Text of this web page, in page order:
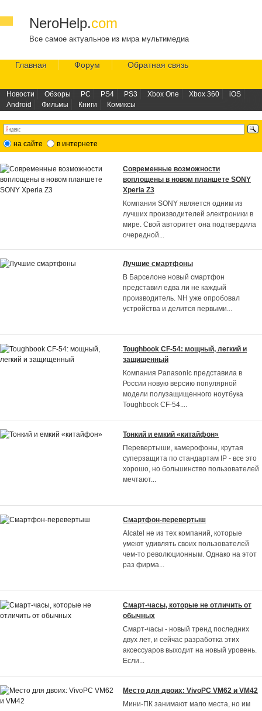
NeroHelp.com
Все самое актуальное из мира мультимедиа
Главная Форум Обратная связь
Новости Обзоры PC PS4 PS3 Xbox One Xbox 360
iOS
Android
Фильмы Книги Комиксы
на сайте в интернете
Современные возможности
воплощены в новом планшете SONY
Xperia Z3
Компания SONY является одним из
лучших производителей электроники в
мире. Свой авторитет она подтвердила
очередной...
Лучшие смартфоны
В Барселоне новый смартфон
представил едва ли не каждый
производитель. NH уже опробовал
устройства и делится первыми...
Toughbook CF-54: мощный, легкий и
защищенный
Компания Panasonic представила в
России новую версию популярной
модели полузащищенного ноутбука
Toughbook CF-54....
Тонкий и емкий «китайфон»
Перевертыши, камерофоны, крутая
суперзащита по стандартам IP - все это
хорошо, но большинство пользователей
мечтают...
Смартфон-перевертыш
Alcatel не из тех компаний, которые
умеют удивлять своих пользователей
чем-то революционным. Однако на этот
раз фирма...
Смарт-часы, которые не отличить от
обычных
Смарт-часы - новый тренд последних
двух лет, и сейчас разработка этих
аксессуаров выходит на новый уровень.
Если...
Место для двоих: VivoPC VM62 и VM42
Мини-ПК занимают мало места, но им